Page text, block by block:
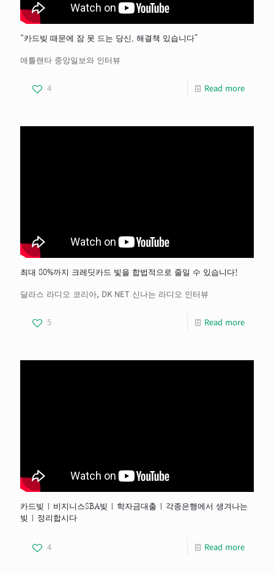
“카드빚 때문에 잠 못 드는 당신, 해결책 있습니다”
애틀랜타 중앙일보와 인터뷰
4 Read more
최대 80%까지 크레딧카드 빛을 합법적으로 줄일 수 있습니다!
달라스 라디오 코리아, DK NET 신나는 라디오 인터뷰
5 Read more
카드빚 | 비지니스SBA빚 | 학자금대출 | 각종은행에서 생겨나는
빚 | 정리합시다
4 Read more